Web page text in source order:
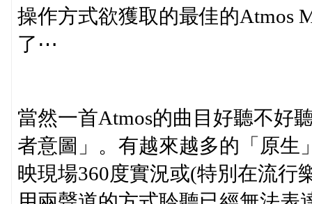
操作方式欲獲取的最佳的Atmos
了⋯
當然一首Atmos的曲目好聽不好
者意圖」。有越來越多的「原生
映現場360度實況或(特別在流行